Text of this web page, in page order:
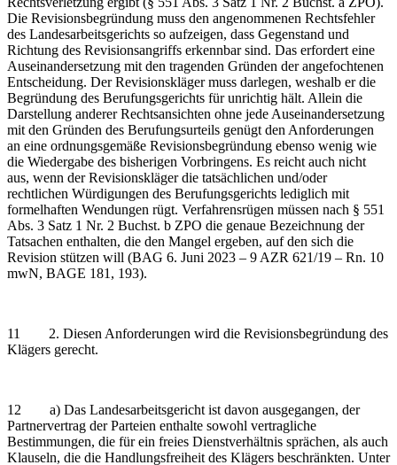
Die Revisionsbegründung muss den angenommenen Rechtsfehler
des Landesarbeitsgerichts so aufzeigen, dass Gegenstand und
Richtung des Revisionsangriffs erkennbar sind. Das erfordert eine
Auseinandersetzung mit den tragenden Gründen der angefochtenen
Entscheidung. Der Revisionskläger muss darlegen, weshalb er die
Begründung des Berufungsgerichts für unrichtig hält. Allein die
Darstellung anderer Rechtsansichten ohne jede Auseinandersetzung
mit den Gründen des Berufungsurteils genügt den Anforderungen
an eine ordnungsgemäße Revisionsbegründung ebenso wenig wie
die Wiedergabe des bisherigen Vorbringens. Es reicht auch nicht
aus, wenn der Revisionskläger die tatsächlichen und/oder
rechtlichen Würdigungen des Berufungsgerichts lediglich mit
formelhaften Wendungen rügt. Verfahrensrügen müssen nach § 551
Abs. 3 Satz 1 Nr. 2 Buchst. b ZPO die genaue Bezeichnung der
Tatsachen enthalten, die den Mangel ergeben, auf den sich die
Revision stützen will (BAG 6. Juni 2023 – 9 AZR 621/19 – Rn. 10
mwN, BAGE 181, 193).
11 2. Diesen Anforderungen wird die Revisionsbegründung des
Klägers gerecht.
12 a) Das Landesarbeitsgericht ist davon ausgegangen, der
Partnervertrag der Parteien enthalte sowohl vertragliche
Bestimmungen, die für ein freies Dienstverhältnis sprächen, als auch
Klauseln, die die Handlungsfreiheit des Klägers beschränkten. Unter